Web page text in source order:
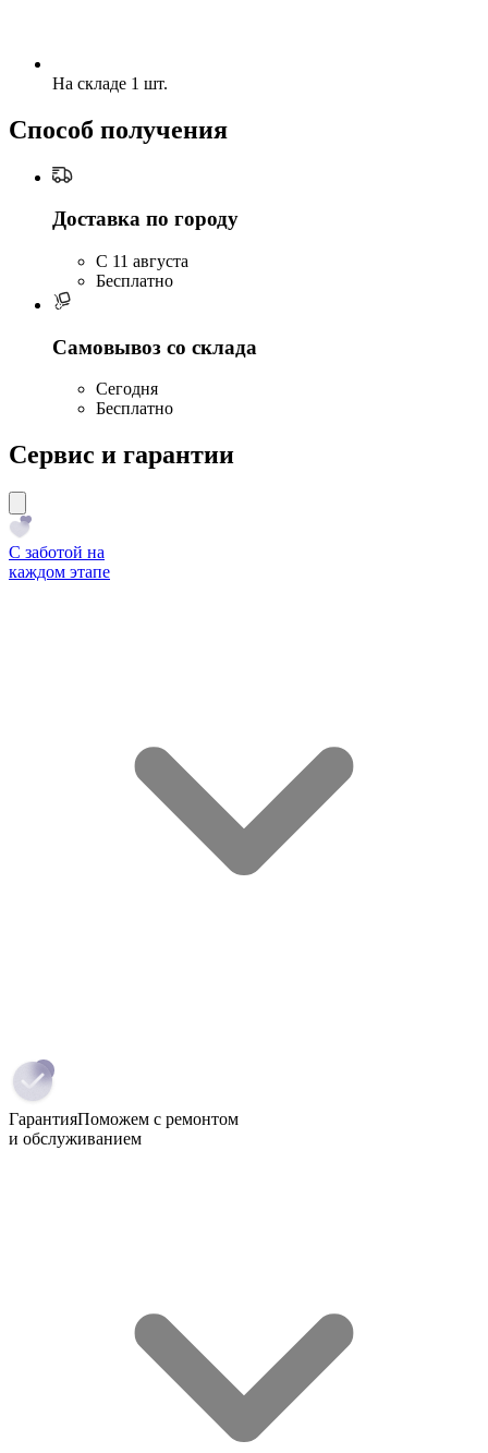
На складе 1 шт.
Способ получения
Доставка по городу
C 11 августа
Бесплатно
Самовывоз со склада
Сегодня
Бесплатно
Сервис и гарантии
С заботой на
каждом этапе
ГарантияПоможем с ремонтом
и обслуживанием